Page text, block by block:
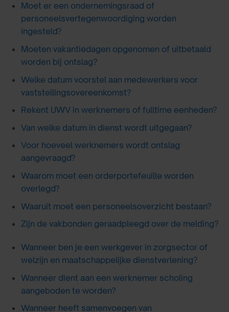
Moet er een ondernemingsraad of
personeelsvertegenwoordiging worden
ingesteld?
Moeten vakantiedagen opgenomen of uitbetaald
worden bij ontslag?
Welke datum voorstel aan medewerkers voor
vaststellingsovereenkomst?
Rekent UWV in werknemers of fulltime eenheden?
Van welke datum in dienst wordt uitgegaan?
Voor hoeveel werknemers wordt ontslag
aangevraagd?
Waarom moet een orderportefeuille worden
overlegd?
Waaruit moet een personeelsoverzicht bestaan?
Zijn de vakbonden geraadpleegd over de melding?
Wanneer ben je een werkgever in zorgsector of
welzijn en maatschappelijke dienstverlening?
Wanneer dient aan een werknemer scholing
aangeboden te worden?
Wanneer heeft samenvoegen van